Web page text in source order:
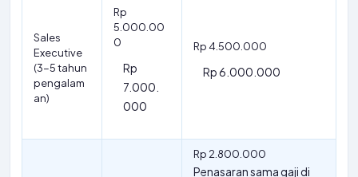
Sales
Executive
(3-5 tahun
pengalam
an)
Rp
5.000.00
0
Rp
7.000.
000
Rp 4.500.000
Rp 6.000.000
Rp 2.800.000
Penasaran sama gaji di